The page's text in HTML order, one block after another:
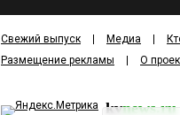
Свежий выпуск Медиа
Размещение рекламы
О
kvnews.ru